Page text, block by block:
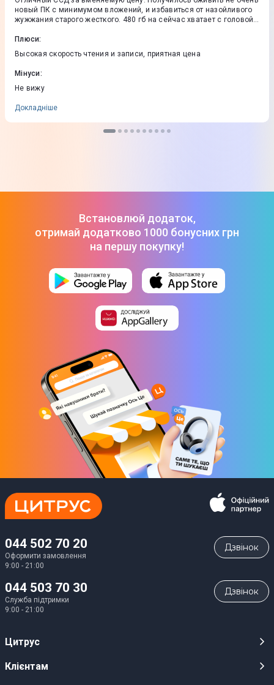
новый ПК с минимумом вложений, и избавиться от назойливого
жужжания старого жесткого. 480 гб на сейчас хватает с головой
увеличилась.
Плюси:
Высокая скорость чтения и записи, приятная цена
Мінуси:
Не вижу
Докладніше
Встановлюй додаток,
отримай додатково 1000 бонусних грн
на першу покупку!
044 502 70 20
Оформити замовлення
9:00 - 21:00
Дзвiнок
044 503 70 30
Служба підтримки
9:00 - 21:00
Дзвiнок
Цитрус
Кар’єра
Клієнтам